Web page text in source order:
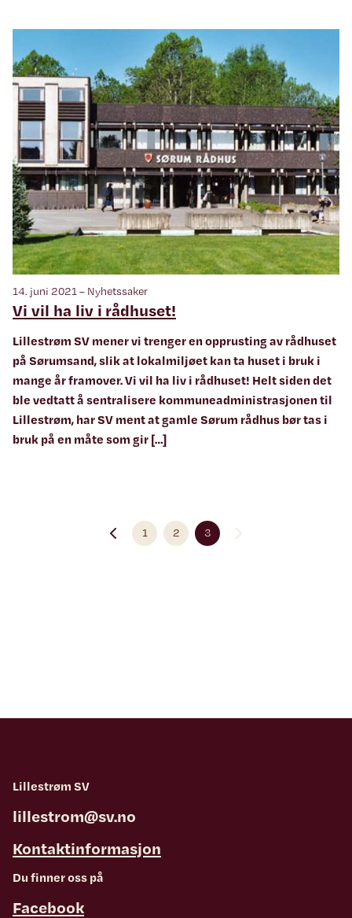
14. juni 2021 – Nyhetssaker
Vi vil ha liv i rådhuset!
Lillestrøm SV mener vi trenger en opprusting av rådhuset
på Sørumsand, slik at lokalmiljøet kan ta huset i bruk i
mange år framover. Vi vil ha liv i rådhuset! Helt siden det
ble vedtatt å sentralisere kommuneadministrasjonen til
Lillestrøm, har SV ment at gamle Sørum rådhus bør tas i
bruk på en måte som gir […]
1 2 3
Lillestrøm SV
lillestrom@sv.no
Kontaktinformasjon
Du finner oss på
Facebook